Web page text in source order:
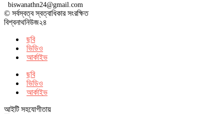
biswanathn24@gmail.com
© সর্বস্বত্ব স্বত্বাধিকার সংরক্ষিত
বিশ্বনাথনিউজ২৪
ছবি
ভিডিও
আর্কাইভ
ছবি
ভিডিও
আর্কাইভ
আইটি সহযোগীতায়